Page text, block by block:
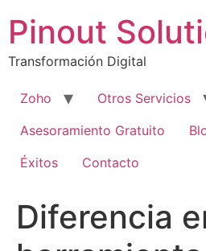
Pinout
Transformación Digital
Zoho Otros Servicios
Asesoramiento Gratuito
Éxitos
Contacto
Diferencia